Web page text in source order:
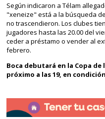
Según indicaron a Télam
"xeneize" está a la búsqueda
no trascendieron. Los clubes
jugadores hasta las 20.00 del
ceder a préstamo o vender al
febrero.
Boca debutará en la Copa de
próximo a las 19, en